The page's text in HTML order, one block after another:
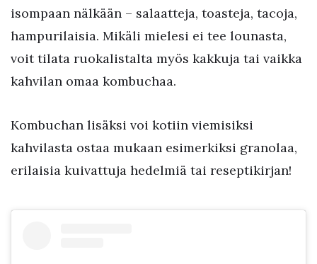
isompaan nälkään – salaatteja, toasteja, tacoja,
hampurilaisia. Mikäli mielesi ei tee lounasta,
voit tilata ruokalistalta myös kakkuja tai vaikka
kahvilan omaa kombuchaa.
Kombuchan lisäksi voi kotiin viemisiksi
kahvilasta ostaa mukaan esimerkiksi granolaa,
erilaisia kuivattuja hedelmiä tai reseptikirjan!